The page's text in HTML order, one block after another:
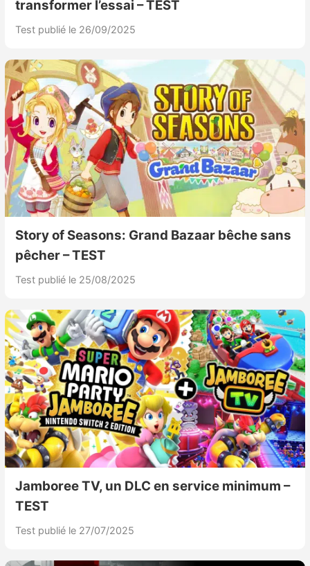
transformer l’essai – TEST
Test publié le 26/09/2025
Story of Seasons: Grand Bazaar bêche sans
pêcher – TEST
Test publié le 25/08/2025
Jamboree TV, un DLC en service minimum –
TEST
Test publié le 27/07/2025